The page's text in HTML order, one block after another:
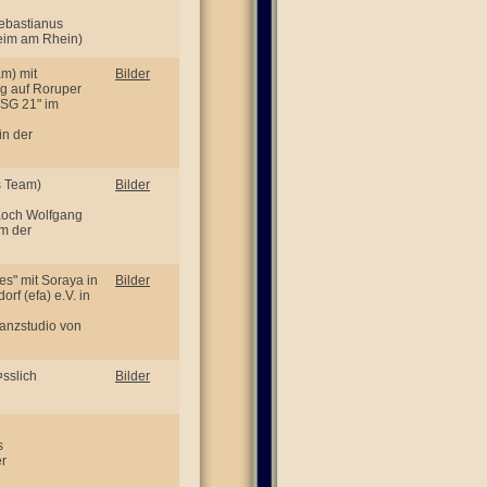
am Rhein)
mit
auf Roruper
21" im
der
Bilder
Team)
Wolfgang
der
Bilder
mit Soraya in
(efa) e.V. in
von
Bilder
Bilder